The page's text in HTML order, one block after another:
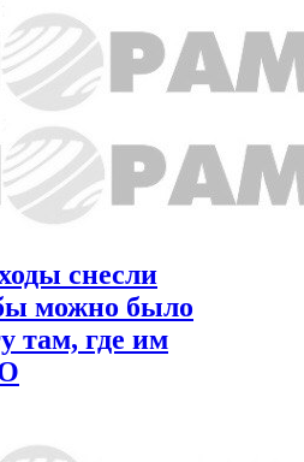
снесли
можно было
там, где им